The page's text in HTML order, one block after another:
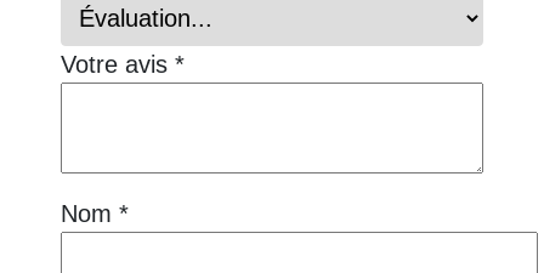
Votre avis *
Nom *